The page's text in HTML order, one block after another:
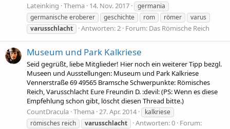
Lateinking Thema 14. Nov. 2017
germania
germanische eroberer
geschichte rom römer
varus
varusschlacht
Antworten: 2 Forum: Das Römische Reich
Museum und Park Kalkriese
Seid gegrüßt, liebe Mitglieder! Hier noch ein weiterer Tipp bezgl.
Museen und Ausstellungen: Museum und Park Kalkriese
Vennerstraße 69 49565 Bramsche Schwerpunkte: Römisches
Reich, Varusschlacht Eure Freundin D. :devil: (PS: Wenn es diese
Empfehlung schon gibt, löscht diesen Thread bitte.)
CountDracula Thema 27. Apr. 2014
kalkriese
römisches reich
varusschlacht Antworten: 0 Forum: